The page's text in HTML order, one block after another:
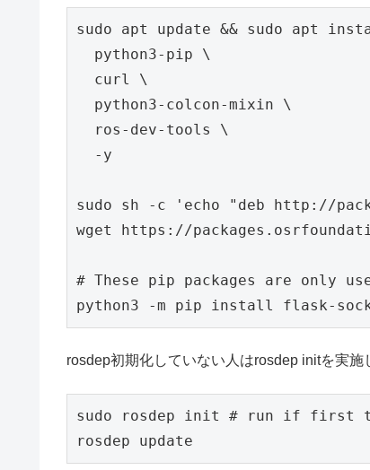
sudo apt update && sudo apt
  python3-pip \
  curl \
  python3-colcon-mixin \
  ros-dev-tools \
  -y
sudo sh -c 'echo "deb http://
wget https://
# These pip packages are only
python3 -m pip install flask-
rosdep初期化していない人はrosdep initを実施
sudo rosdep init # run if first
rosdep update